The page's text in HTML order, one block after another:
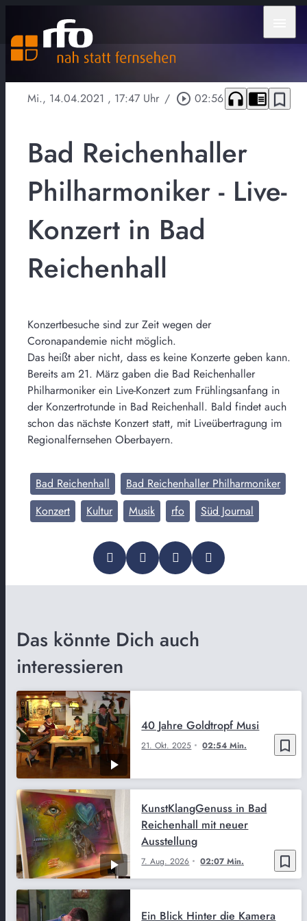
Mi., 14.04.2021 , 17:47 Uhr / play_circle_outline 02:56 headphones chrome_reader_mode bookmark_border
Bad Reichenhaller
Philharmoniker - Live-
Konzert in Bad
Reichenhall
Konzertbesuche sind zur Zeit wegen der
Coronapandemie nicht möglich.
Das heißt aber nicht, dass es keine Konzerte geben kann.
Bereits am 21. März gaben die Bad Reichenhaller
Philharmoniker ein Live-Konzert zum Frühlingsanfang in
der Konzertrotunde in Bad Reichenhall. Bald findet auch
schon das nächste Konzert statt, mit Liveübertragung im
Regionalfernsehen Oberbayern.
Bad Reichenhall
Bad Reichenhaller Philharmoniker
Konzert
Kultur Musik rfo Süd Journal
Das könnte Dich auch
interessieren
bookmark_border
21. Okt. 2025 02:54 Min.
40 Jahre Goldtropf Musi
bookmark_border
7. Aug. 2026 02:07 Min.
KunstKlangGenuss in Bad
Reichenhall mit neuer
Ausstellung
Ein Blick Hinter die Kamera